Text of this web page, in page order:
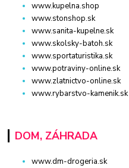
www.kupelna.shop
www.stonshop.sk
www.sanita-kupelne.sk
www.skolsky-batoh.sk
www.sportaturistika.sk
www.potraviny-online.sk
www.zlatnictvo-online.sk
www.rybarstvo-kamenik.sk
DOM, ZÁHRADA
www.dm-drogeria.sk